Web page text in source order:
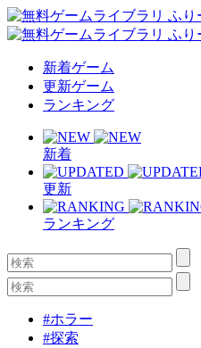
新着ゲーム
更新ゲーム
ランキング
新着
更新
ランキング
#ホラー
#探索